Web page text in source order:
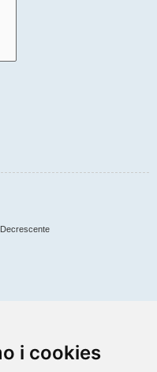
i cookies
Decrescente